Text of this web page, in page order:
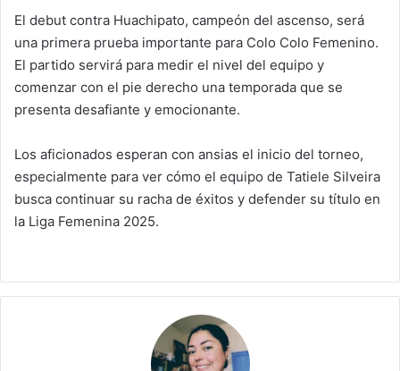
El debut contra Huachipato, campeón del ascenso, será
una primera prueba importante para Colo Colo Femenino.
El partido servirá para medir el nivel del equipo y
comenzar con el pie derecho una temporada que se
presenta desafiante y emocionante.
Los aficionados esperan con ansias el inicio del torneo,
especialmente para ver cómo el equipo de Tatiele Silveira
busca continuar su racha de éxitos y defender su título en
la Liga Femenina 2025.